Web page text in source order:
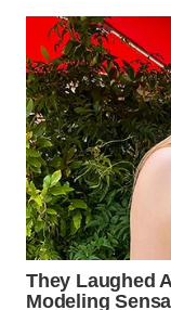
rendimentodo